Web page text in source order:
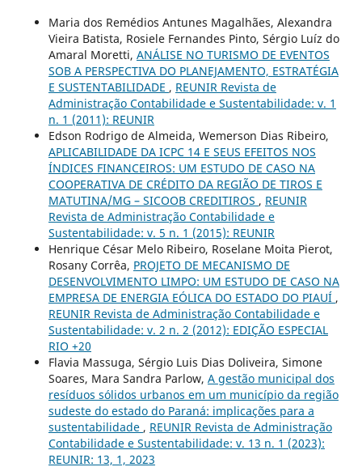
Maria dos Remédios Antunes Magalhães, Alexandra
Vieira Batista, Rosiele Fernandes Pinto, Sérgio Luíz do
Amaral Moretti, ANÁLISE NO TURISMO DE EVENTOS
SOB A PERSPECTIVA DO PLANEJAMENTO, ESTRATÉGIA
E SUSTENTABILIDADE , REUNIR Revista de
Administração Contabilidade e Sustentabilidade: v. 1
n. 1 (2011): REUNIR
Edson Rodrigo de Almeida, Wemerson Dias Ribeiro,
APLICABILIDADE DA ICPC 14 E SEUS EFEITOS NOS
ÍNDICES FINANCEIROS: UM ESTUDO DE CASO NA
COOPERATIVA DE CRÉDITO DA REGIÃO DE TIROS E
MATUTINA/MG – SICOOB CREDITIROS , REUNIR
Revista de Administração Contabilidade e
Sustentabilidade: v. 5 n. 1 (2015): REUNIR
Henrique César Melo Ribeiro, Roselane Moita Pierot,
Rosany Corrêa, PROJETO DE MECANISMO DE
DESENVOLVIMENTO LIMPO: UM ESTUDO DE CASO NA
EMPRESA DE ENERGIA EÓLICA DO ESTADO DO PIAUÍ ,
REUNIR Revista de Administração Contabilidade e
Sustentabilidade: v. 2 n. 2 (2012): EDIÇÃO ESPECIAL
RIO +20
Flavia Massuga, Sérgio Luis Dias Doliveira, Simone
Soares, Mara Sandra Parlow, A gestão municipal dos
resíduos sólidos urbanos em um município da região
sudeste do estado do Paraná: implicações para a
sustentabilidade , REUNIR Revista de Administração
Contabilidade e Sustentabilidade: v. 13 n. 1 (2023):
REUNIR: 13, 1, 2023